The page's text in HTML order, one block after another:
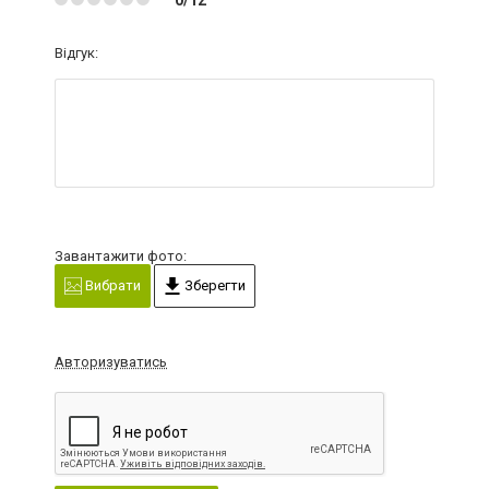
Відгук:
Завантажити фото:
Вибрати
Зберегти
Авторизуватись